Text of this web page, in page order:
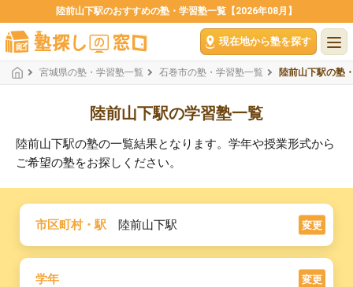
陸前山下駅のおすすめの塾・学習塾一覧【2026年08月】
現在地から塾を探す
宮城県の塾・学習塾一覧 石巻市の塾・学習塾一覧 陸前山下駅の塾
陸前山下駅の学習塾一覧
陸前山下駅の塾の一覧結果となります。学年や授業形式から
ご希望の塾をお探しください。
市区町村・駅 陸前山下駅 変更
学年 変更